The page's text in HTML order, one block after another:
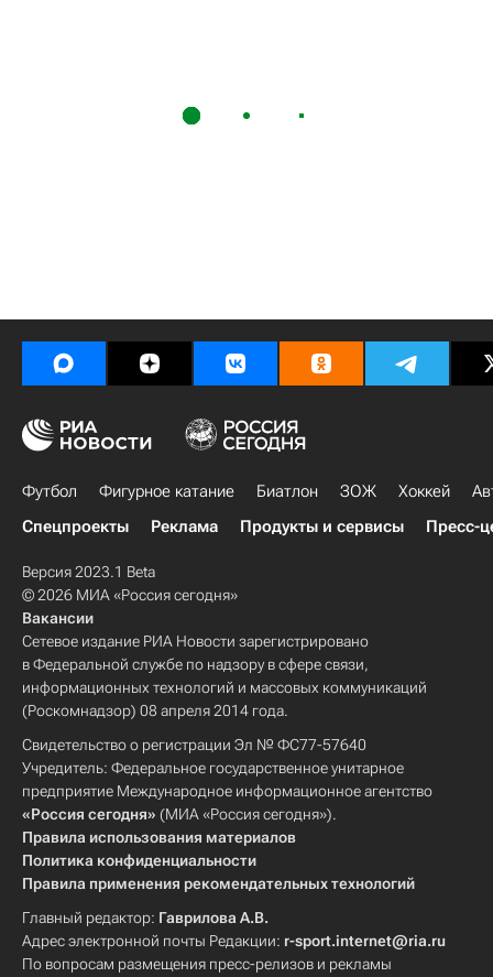
Футбол Фигурное катание Биатлон ЗОЖ Хоккей
Спецпроекты
Реклама Продукты и сервисы Пресс-
Версия 2023.1 Beta
© 2026 МИА «Россия сегодня»
Вакансии
Сетевое издание РИА Новости зарегистрировано
в Федеральной службе по надзору в сфере связи,
информационных технологий и массовых коммуникаций
(Роскомнадзор) 08 апреля 2014 года.
Свидетельство о регистрации Эл № ФС77-57640
Учредитель: Федеральное государственное унитарное
предприятие Международное информационное агентство
«Россия сегодня» (МИА «Россия сегодня»).
Правила использования материалов
Политика конфиденциальности
Правила применения рекомендательных технологий
Главный редактор: Гаврилова А.В.
Адрес электронной почты Редакции: r-sport.internet@ria.ru
По вопросам размещения пресс-релизов и рекламы